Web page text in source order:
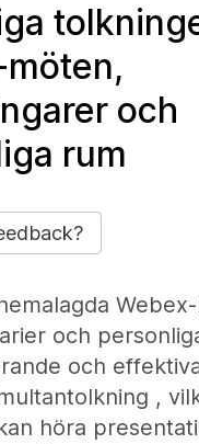
och
rum
och
och
,
höra